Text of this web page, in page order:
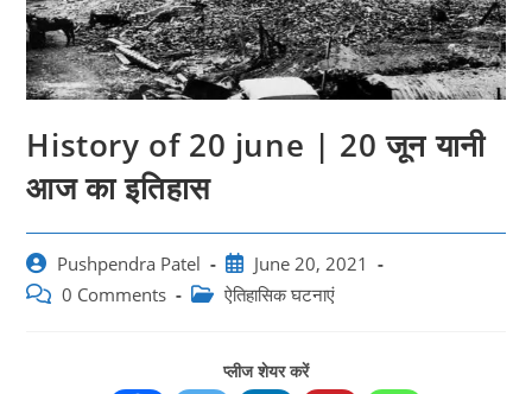
History of 20 june | 20 जून यानी
आज का इतिहास
Post
author:
Pushpendra Patel
Post
published:
June 20, 2021
Post 0 Comments
Postऐतिहासिक घटनाएं
प्लीज शेयर करें